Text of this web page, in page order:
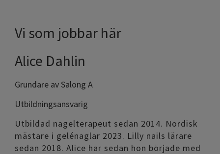
Vi som jobbar här
Alice Dahlin
Grundare av Salong A
Utbildningsansvarig
Utbildad nagelterapeut sedan 2014. Nordisk
mästare i gelénaglar 2023. Lilly nails lärare
sedan 2018. Alice har sedan hon började med